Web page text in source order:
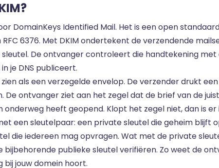
DomainKeys Identified Mail. Het is een open
6376. Met DKIM ondertekent de verzendende
De ontvanger controleert die handtekening met
je DNS publiceert.
zien als een verzegelde envelop. De verzender drukt
De ontvanger ziet aan het zegel dat de brief van de
onderweg heeft geopend. Klopt het zegel niet, dan is er
een sleutelpaar: een private sleutel die geheim blijft
die iedereen mag opvragen. Wat met de private
bijbehorende publieke sleutel verifiëren. Zo weet de
bij jouw domein hoort.